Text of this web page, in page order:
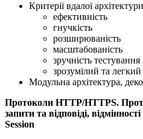
Критерії вдалої
ефективність
гнучкість
розширюваність
масштабованість
зручність тестування
зрозумілий та
Модульна архітектура,
Протоколи HTTP/HTTPS.
запити та відповіді,
Session